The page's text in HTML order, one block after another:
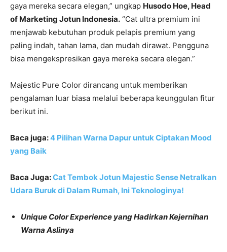
gaya mereka secara elegan,” ungkap Husodo Hoe, Head
of Marketing Jotun Indonesia. “Cat ultra premium ini
menjawab kebutuhan produk pelapis premium yang
paling indah, tahan lama, dan mudah dirawat. Pengguna
bisa mengekspresikan gaya mereka secara elegan.”
Majestic Pure Color dirancang untuk memberikan
pengalaman luar biasa melalui beberapa keunggulan fitur
berikut ini.
Baca juga:4 Pilihan Warna Dapur untuk Ciptakan Mood
yang Baik
Baca Juga:Cat Tembok Jotun Majestic Sense Netralkan
Udara Buruk di Dalam Rumah, Ini Teknologinya!
Unique Color Experience yang Hadirkan Kejernihan
Warna Aslinya